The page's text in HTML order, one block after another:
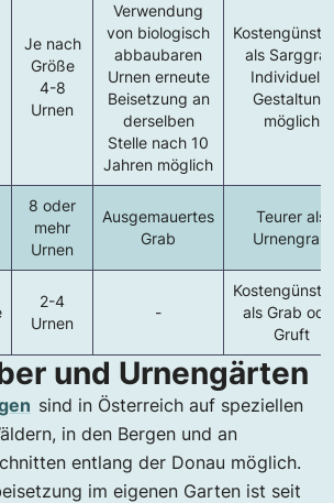
Je nach
Größe
4-8
Urnen
Verwendung
von biologisch
abbaubaren
Urnen erneute
Beisetzung an
derselben
Stelle nach 10
Jahren möglich
als
Individuelle
Gestaltung
möglich
8 oder
mehr
Urnen
Ausgemauertes
Grab
Teurer als
Urnengrab
2-4
Urnen
-
als Grab
Gruft
und Urnengärten
sind in Österreich auf speziellen
in den Bergen und an
entlang der Donau möglich.
im eigenen Garten ist seit